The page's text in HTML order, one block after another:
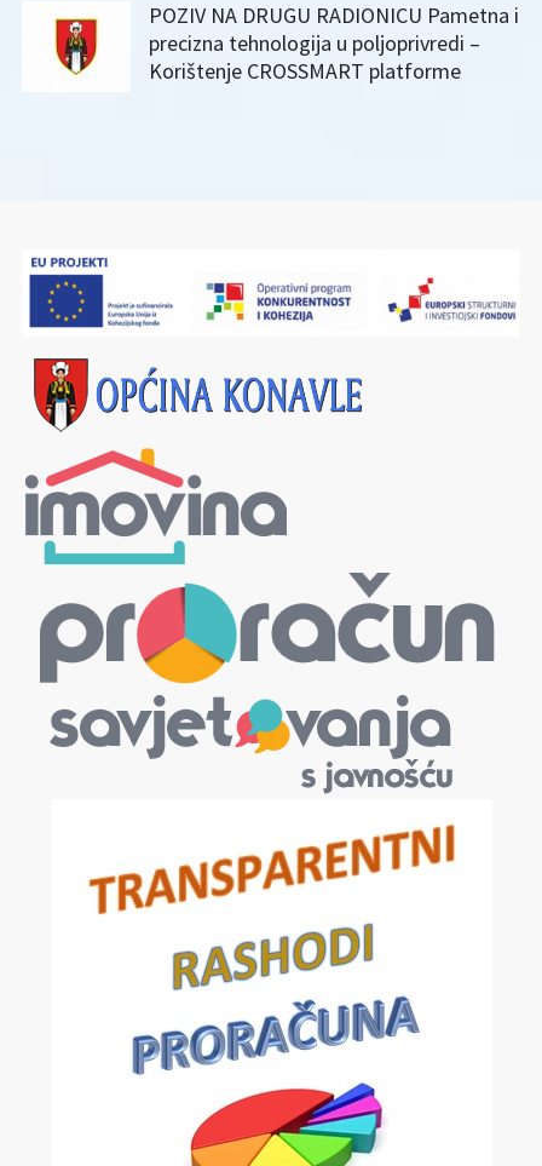
POZIV NA DRUGU RADIONICU Pametna i
precizna tehnologija u poljoprivredi –
Korištenje CROSSMART platforme